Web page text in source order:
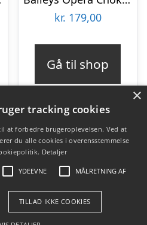
kr. 179,00
Gå til shop
×
tracking cookies
at forbedre brugeroplevelsen. Ved at
du alle cookies i overensstemmelse
Detaljer
YDEEVNE MÅLRETNING AF
TILLAD IKKE COOKIES